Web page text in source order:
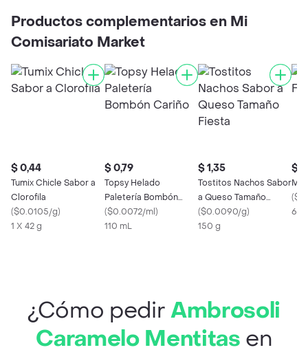
Productos complementarios en Mi
Comisariato Market
$ 0,44
Tumix Chicle Sabor a
Clorofila
($0.0105/g)
1 X 42 g
$ 0,79
Topsy Helado
Paletería Bombón
Cariño
($0.0072/ml)
110 mL
$ 1,35
Tostitos Nachos Sabor
a Queso Tamaño
Fiesta
($0.0090/g)
150 g
$
(
60
¿Cómo pedirAmbrosoli
Caramelo Mentitas en